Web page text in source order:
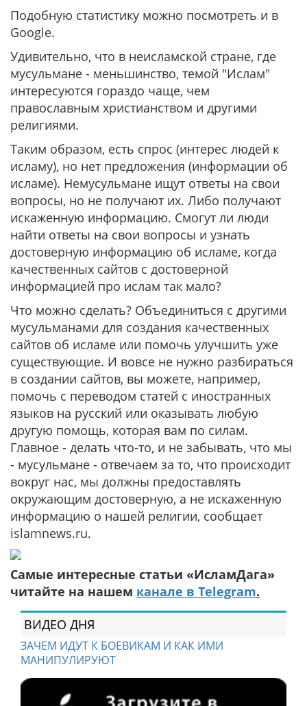
Подобную статистику можно посмотреть и в
Google.
Удивительно, что в неисламской стране, где
мусульмане - меньшинство, темой "Ислам"
интересуются гораздо чаще, чем
православным христианством и другими
религиями.
Таким образом, есть спрос (интерес людей к
исламу), но нет предложения (информации об
исламе). Немусульмане ищут ответы на свои
вопросы, но не получают их. Либо получают
искаженную информацию. Смогут ли люди
найти ответы на свои вопросы и узнать
достоверную информацию об исламе, когда
качественных сайтов с достоверной
информацией про ислам так мало?
Что можно сделать? Объединиться с другими
мусульманами для создания качественных
сайтов об исламе или помочь улучшить уже
существующие. И вовсе не нужно разбираться
в создании сайтов, вы можете, например,
помочь с переводом статей с иностранных
языков на русский или оказывать любую
другую помощь, которая вам по силам.
Главное - делать что-то, и не забывать, что мы
- мусульмане - отвечаем за то, что происходит
вокруг нас, мы должны предоставлять
окружающим достоверную, а не искаженную
информацию о нашей религии, сообщает
islamnews.ru.
Самые интересные статьи «ИсламДага»
читайте на нашем канале в Telegram.
ВИДЕО ДНЯ
ЗАЧЕМ ИДУТ К БОЕВИКАМ И КАК ИМИ
МАНИПУЛИРУЮТ